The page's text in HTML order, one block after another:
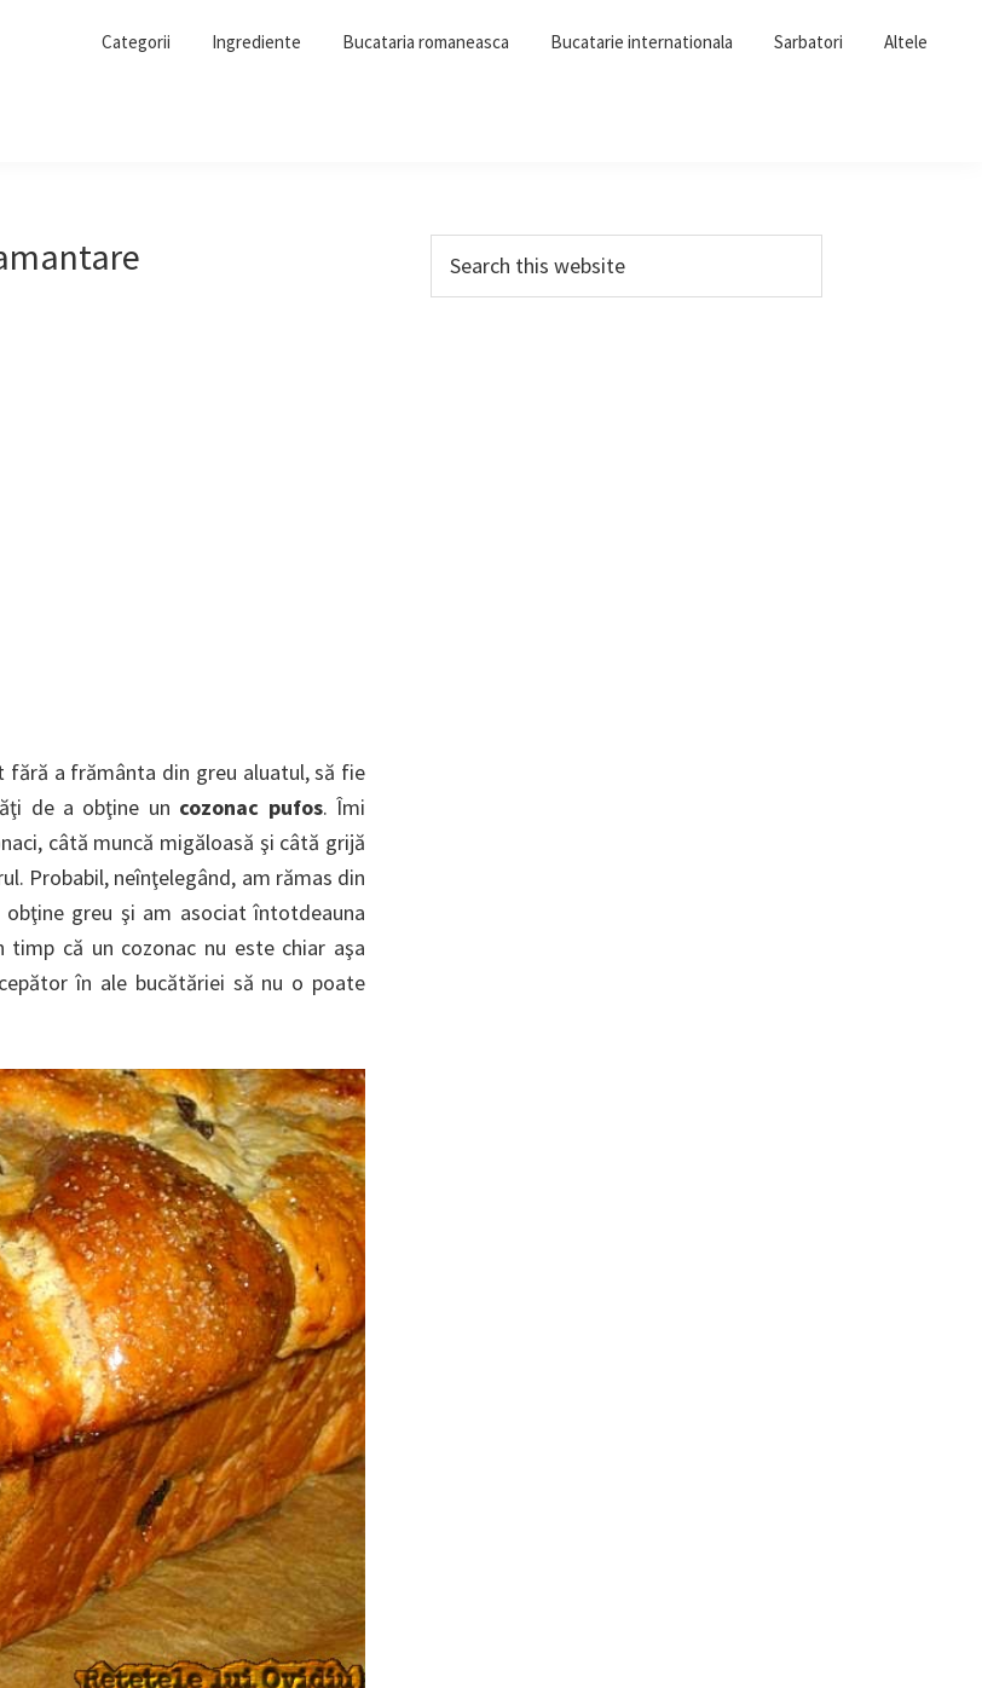
Categorii Ingrediente Bucataria romaneasca Bucatarie internationala Sarbatori Altele
fără a frământa din greu aluatul, să fie
de a obţine un cozonac pufos. Îmi
câtă muncă migăloasă şi câtă grijă
Probabil, neînţelegând, am rămas din
greu şi am asociat întotdeauna
că un cozonac nu este chiar aşa
în ale bucătăriei să nu o poate
Primary
Sidebar
this